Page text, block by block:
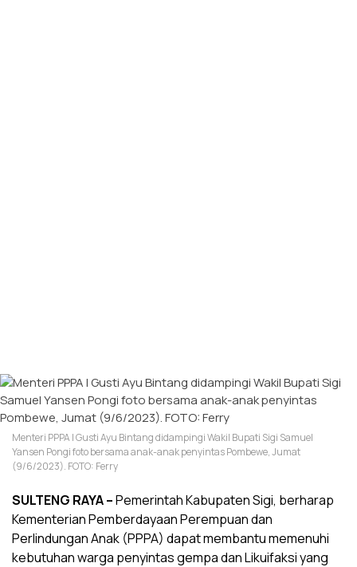
Menteri PPPA I Gusti Ayu Bintang didampingi Wakil Bupati Sigi Samuel
Yansen Pongi foto bersama anak-anak penyintas Pombewe, Jumat
(9/6/2023). FOTO: Ferry
SULTENG RAYA –Pemerintah Kabupaten Sigi, berharap
Kementerian Pemberdayaan Perempuan dan
Perlindungan Anak (PPPA) dapat membantu memenuhi
kebutuhan warga penyintas gempa dan Likuifaksi yang